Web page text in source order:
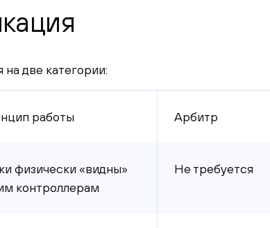
две категории:
работы Арбитр
физически «видны»
контроллерам
Не требуется